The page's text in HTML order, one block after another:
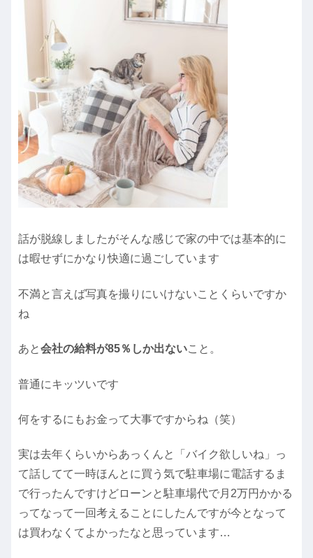
話が脱線しましたがそんな感じで家の中では基本的に
は暇せずにかなり快適に過ごしています
不満と言えば写真を撮りにいけないことくらいですか
ね
あと会社の給料が85％しか出ないこと。
普通にキッツいです
何をするにもお金って大事ですからね（笑）
実は去年くらいからあっくんと「バイク欲しいね」っ
て話してて一時ほんとに買う気で駐車場に電話するま
で行ったんですけどローンと駐車場代で月2万円かかる
ってなって一回考えることにしたんですが今となって
は買わなくてよかったなと思っています…